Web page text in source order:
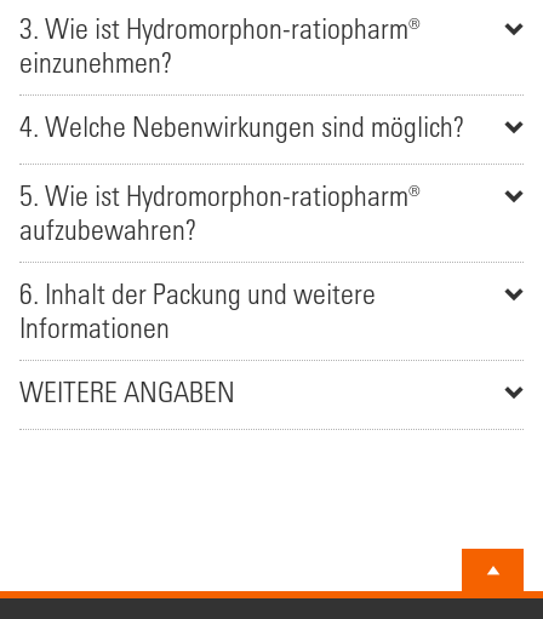
3. Wie ist Hydromorphon-ratiopharm®
einzunehmen?
4. Welche Nebenwirkungen sind möglich?
5. Wie ist Hydromorphon-ratiopharm®
aufzubewahren?
6. Inhalt der Packung und weitere
Informationen
WEITERE ANGABEN